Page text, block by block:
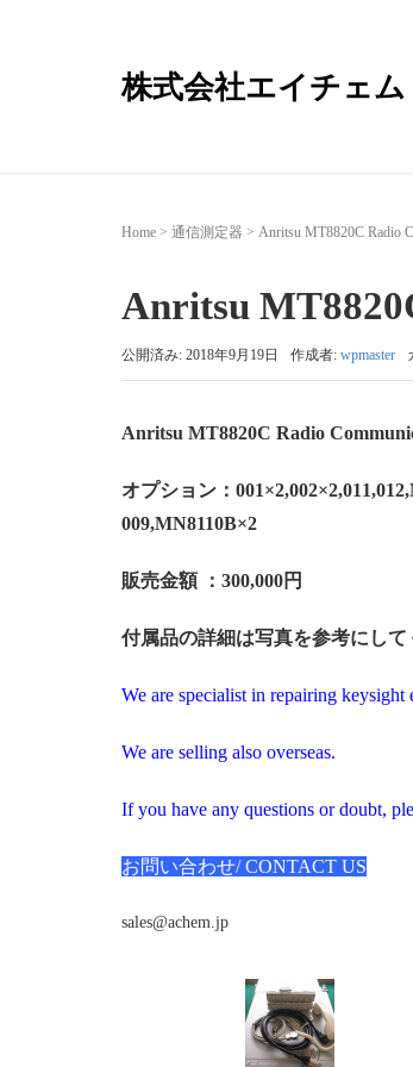
株式会社エイチェム
Home > 通信測定器 > Anritsu MT8820C Radio
Anritsu
公開済み: 2018年9月19日 作成者: wpmaster
Anritsu MT8820C Radio
オプション：
009,MN8110B×2
販売金額 ：300,000円
付属品の詳細は写真を参考にして
We are specialist in repairing keysight
We are selling also overseas.
If you have any questions or doubt,
お問い合わせ/ CONTACT US
sales@achem.jp